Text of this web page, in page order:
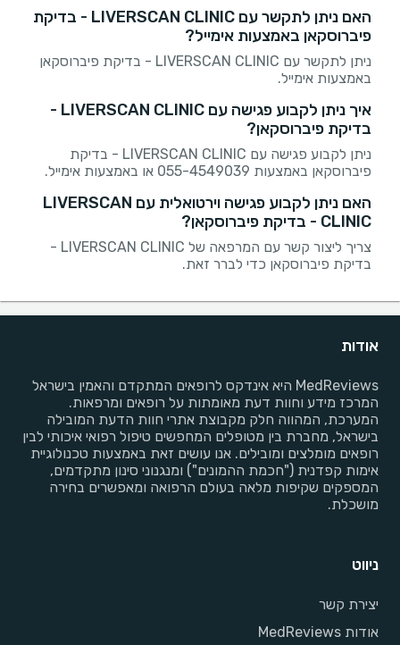
האם ניתן לתקשר עם LIVERSCAN CLINIC - בדיקת
פיברוסקאן באמצעות אימייל?
ניתן לתקשר עם LIVERSCAN CLINIC - בדיקת פיברוסקאן
באמצעות אימייל.
איך ניתן לקבוע פגישה עם LIVERSCAN CLINIC -
בדיקת פיברוסקאן?
ניתן לקבוע פגישה עם LIVERSCAN CLINIC - בדיקת
פיברוסקאן באמצעות 055-4549039 או באמצעות אימייל.
האם ניתן לקבוע פגישה וירטואלית עם LIVERSCAN
CLINIC - בדיקת פיברוסקאן?
צריך ליצור קשר עם המרפאה של LIVERSCAN CLINIC -
בדיקת פיברוסקאן כדי לברר זאת.
אודות
MedReviews היא אינדקס לרופאים המתקדם והאמין בישראל
המרכז מידע וחוות דעת מאומתות על רופאים ומרפאות.
המערכת, המהווה חלק מקבוצת אתרי חוות הדעת המובילה
בישראל, מחברת בין מטופלים המחפשים טיפול רפואי איכותי לבין
רופאים מומלצים ומובילים. אנו עושים זאת באמצעות טכנולוגיית
אימות קפדנית ("חכמת ההמונים") ומנגנוני סינון מתקדמים,
המספקים שקיפות מלאה בעולם הרפואה ומאפשרים בחירה
מושכלת.
ניווט
יצירת קשר
אודות MedReviews